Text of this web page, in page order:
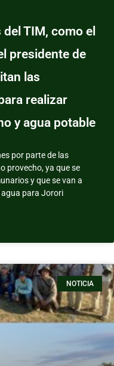
TIM, como el
presidente de
las
realizar
y agua potable
por parte de las
provecho, ya que se
y que se van a
agua para Jorori
NOTICIA